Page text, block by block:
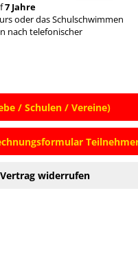
7 Jahre
oder das Schulschwimmen
nach telefonischer
/ Schulen / Vereine)
widerrufen